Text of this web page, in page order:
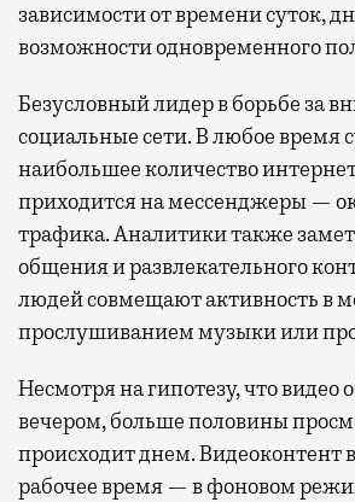
зависимости от времени суток,
возможности одновременного
Безусловный лидер в борьбе за
социальные сети. В любое время
наибольшее количество
приходится на мессенджеры —
трафика. Аналитики также
общения и развлекательного
людей совмещают активность в
прослушиванием музыки или
Несмотря на гипотезу, что видео
вечером, больше половины
происходит днем. Видеоконтент
рабочее время — в фоновом